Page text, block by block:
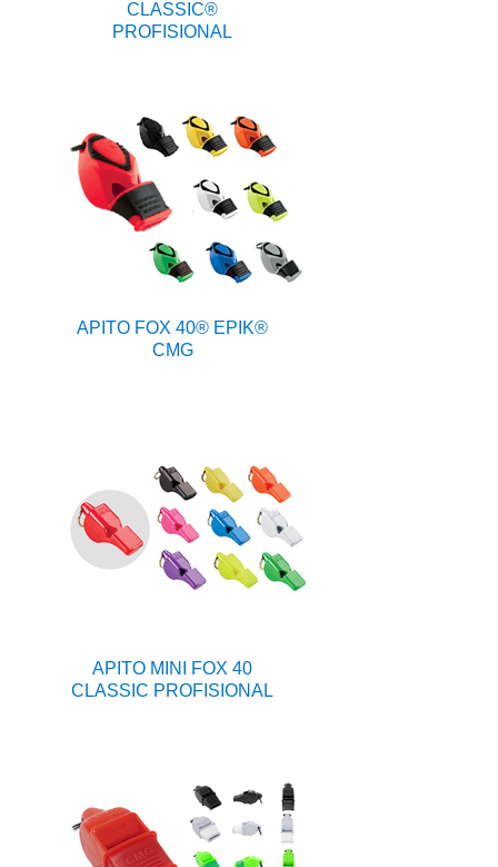
CLASSIC®
PROFISIONAL
APITO FOX 40® EPIK®
CMG
APITO MINI FOX 40
CLASSIC PROFISIONAL